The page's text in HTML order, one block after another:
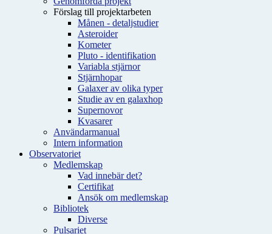
Förslag till projektarbeten
Månen - detaljstudier
Asteroider
Kometer
Pluto - identifikation
Variabla stjärnor
Stjärnhopar
Galaxer av olika typer
Studie av en galaxhop
Supernovor
Kvasarer
Användarmanual
Intern information
Observatoriet
Medlemskap
Vad innebär det?
Certifikat
Ansök om medlemskap
Bibliotek
Diverse
Pulsariet